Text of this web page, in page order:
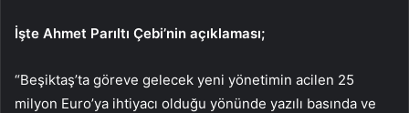
İşte Ahmet Parıltı Çebi’nin açıklaması;
“Beşiktaş’ta göreve gelecek yeni yönetimin acilen 25
milyon Euro’ya ihtiyacı olduğu yönünde yazılı basında ve